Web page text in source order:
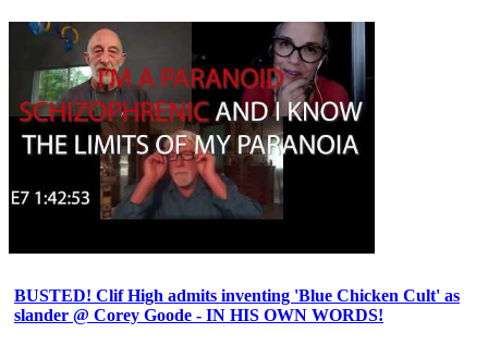
BUSTED! Clif High admits inventing 'Blue Chicken Cult' as
slander @ Corey Goode - IN HIS OWN WORDS!